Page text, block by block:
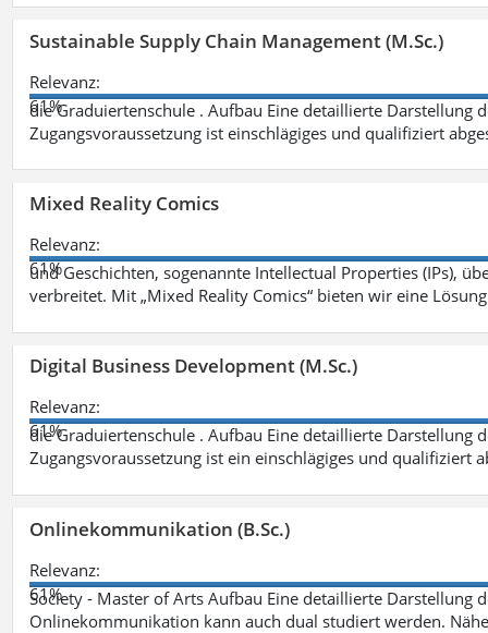
Sustainable Supply Chain Management (M.Sc.)
Relevanz:
61%
die Graduiertenschule . Aufbau Eine detaillierte Darstellung
Zugangsvoraussetzung ist einschlägiges und qualifiziert
Mixed Reality Comics
Relevanz:
61%
und Geschichten, sogenannte Intellectual Properties (IPs),
verbreitet. Mit „Mixed Reality Comics“ bieten wir eine
Digital Business Development (M.Sc.)
Relevanz:
61%
die Graduiertenschule . Aufbau Eine detaillierte Darstellung
Zugangsvoraussetzung ist ein einschlägiges und qualifiziert
Onlinekommunikation (B.Sc.)
Relevanz:
61%
Society - Master of Arts Aufbau Eine detaillierte Darstellung
Onlinekommunikation kann auch dual studiert werden.